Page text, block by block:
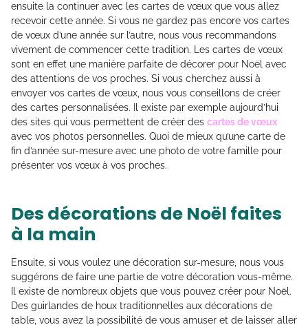
ensuite la continuer avec les cartes de vœux que vous allez
recevoir cette année. Si vous ne gardez pas encore vos cartes
de vœux d’une année sur l’autre, nous vous recommandons
vivement de commencer cette tradition. Les cartes de vœux
sont en effet une manière parfaite de décorer pour Noël avec
des attentions de vos proches. Si vous cherchez aussi à
envoyer vos cartes de vœux, nous vous conseillons de créer
des cartes personnalisées. Il existe par exemple aujourd’hui
des sites qui vous permettent de créer des cartes de vœux
avec vos photos personnelles. Quoi de mieux qu’une carte de
fin d’année sur-mesure avec une photo de votre famille pour
présenter vos vœux à vos proches.
Des décorations de Noël faites
à la main
Ensuite, si vous voulez une décoration sur-mesure, nous vous
suggérons de faire une partie de votre décoration vous-même.
Il existe de nombreux objets que vous pouvez créer pour Noël.
Des guirlandes de houx traditionnelles aux décorations de
table, vous avez la possibilité de vous amuser et de laisser aller